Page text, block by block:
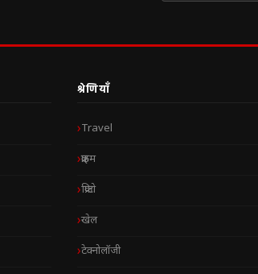
श्रेणियाँ
Travel
क्राइम
क्रिप्टो
खेल
टेक्नोलॉजी